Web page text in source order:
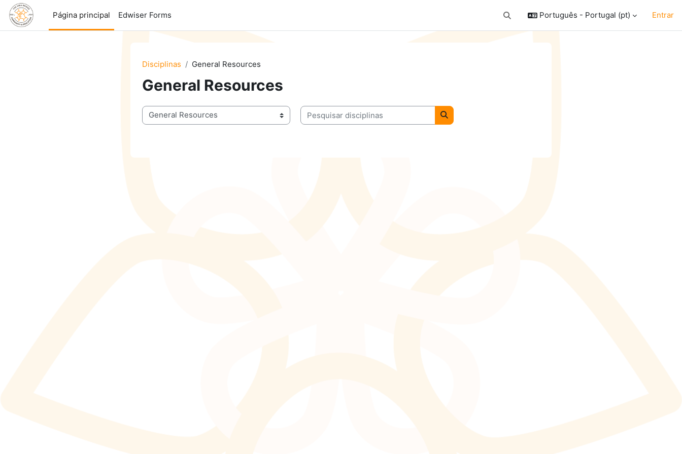
Ir para o conteúdo principal
Página principal
Edwiser Forms Alternar a entrada da pesquisa
Português - Portugal ‎(pt)‎ Entrar
Disciplinas General Resources
General Resources
Categorias de disciplinas
Pesquisar disciplinas
Pesquisar disciplinas